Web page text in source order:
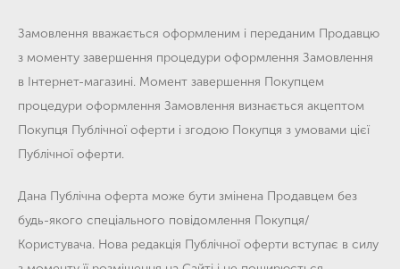
Замовлення вважається оформленим і переданим Продавцю
з моменту завершення процедури оформлення Замовлення
в Інтернет-магазині. Момент завершення Покупцем
процедури оформлення Замовлення визнається акцептом
Покупця Публічної оферти і згодою Покупця з умовами цієї
Публічної оферти.
Дана Публічна оферта може бути змінена Продавцем без
будь-якого спеціального повідомлення Покупця/
Користувача. Нова редакція Публічної оферти вступає в силу